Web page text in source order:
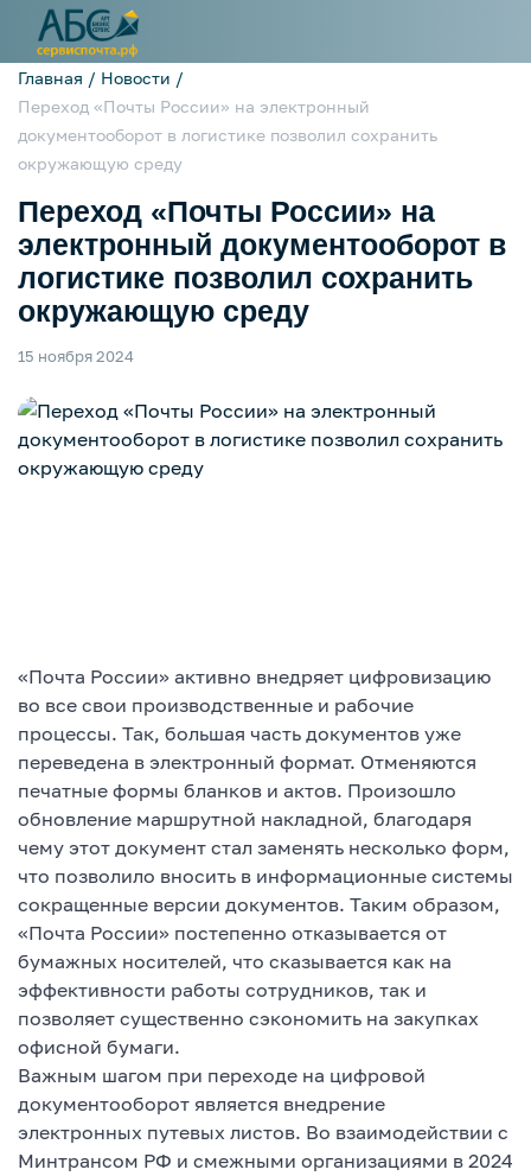
Главная / Новости /
Переход «Почты России» на электронный
документооборот в логистике позволил сохранить
окружающую среду
Переход «Почты России» на
электронный документооборот в
логистике позволил сохранить
окружающую среду
15 ноября 2024
«Почта России» активно внедряет цифровизацию
во все свои производственные и рабочие
процессы. Так, большая часть документов уже
переведена в электронный формат. Отменяются
печатные формы бланков и актов. Произошло
обновление маршрутной накладной, благодаря
чему этот документ стал заменять несколько форм,
что позволило вносить в информационные системы
сокращенные версии документов. Таким образом,
«Почта России» постепенно отказывается от
бумажных носителей, что сказывается как на
эффективности работы сотрудников, так и
позволяет существенно сэкономить на закупках
офисной бумаги.
Важным шагом при переходе на цифровой
документооборот является внедрение
электронных путевых листов. Во взаимодействии с
Минтрансом РФ и смежными организациями в 2024